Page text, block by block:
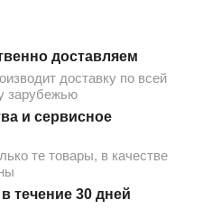
доставляем
доставку по всей
зарубежью
и сервисное
те товары, в качестве
течение 30 дней